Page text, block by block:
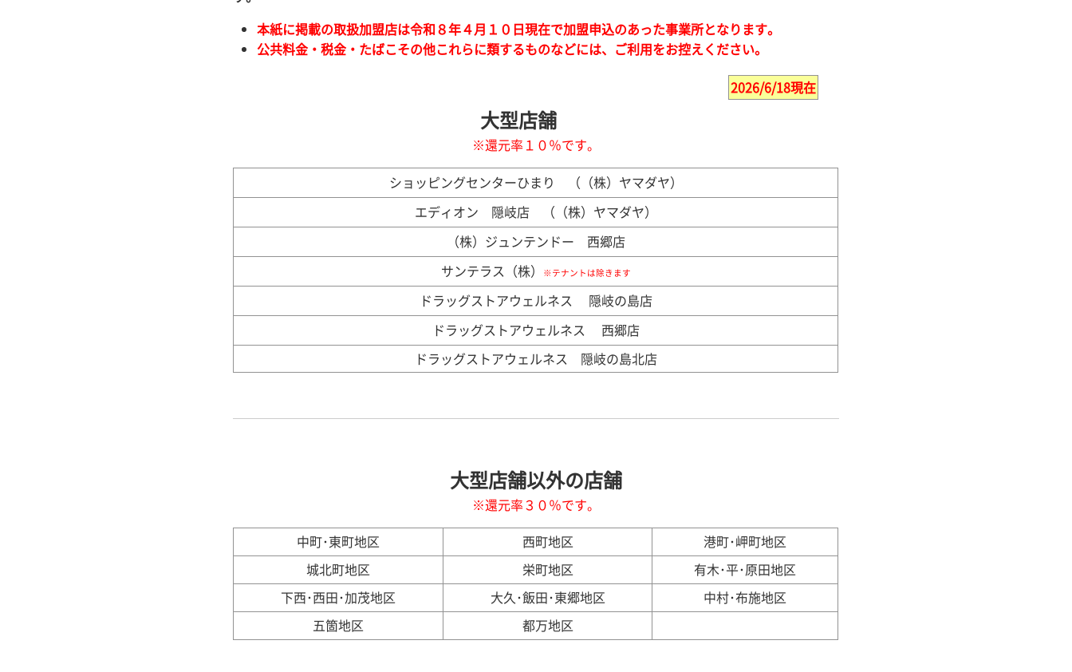
本紙に掲載の取扱加盟店は令和８年４月１０日現在で加盟申込のあった事業所となります。
公共料金・税金・たばこその他これらに類するものなどには、ご利用をお控えください。
2026/6/18現在
大型店舗
※還元率１０％です。
ショッピングセンターひまり （（株）ヤマダヤ）
エディオン 隠岐店 （（株）ヤマダヤ）
（株）ジュンテンドー 西郷店
サンテラス（株）
※テナントは除きます
ドラッグストアウェルネス 隠岐の島店
ドラッグストアウェルネス 西郷店
ドラッグストアウェルネス 隠岐の島北店
大型店舗以外の店舗
※還元率３０％です。
中町･東町地区
西町地区
港町･岬町地区
城北町地区
栄町地区
有木･平･原田地区
下西･西田･加茂地区
大久･飯田･東郷地区
中村･布施地区
五箇地区
都万地区